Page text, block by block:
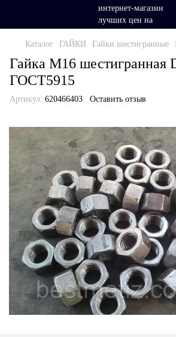
Каталог ГАЙКИ Гайки шестигранные
Гайка М16 шестигранная
ГОСТ5915
Артикул: 620466403 Оставить отзыв